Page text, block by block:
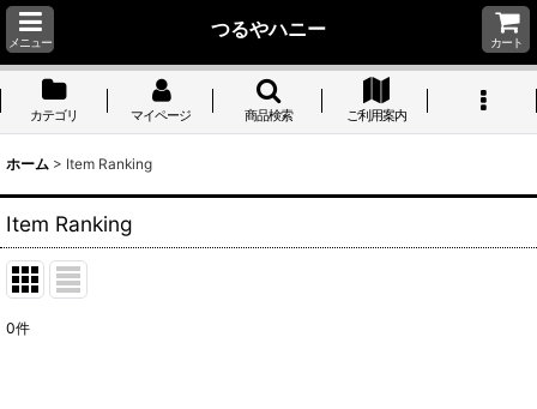
メニュー
つるやハニー
カート
カテゴリ マイページ 商品検索 ご利用案内
ホーム > Item Ranking
Item Ranking
0件